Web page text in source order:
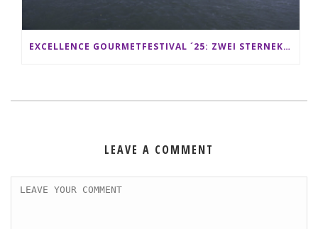
EXCELLENCE GOURMETFESTIVAL ´25: ZWEI STERNEKÖCHE ANTONIO GUIDA & DARIO MORESCO VERWÖHNEN IHRE GÄSTE AUF EINER LUXERIÖSEN SCHIFFSREISE
LEAVE A COMMENT